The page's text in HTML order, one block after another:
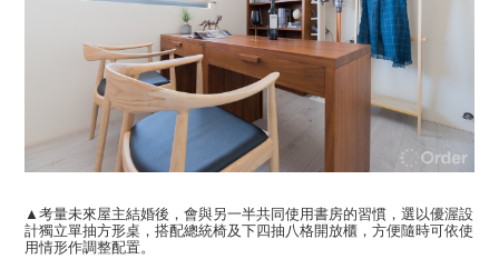
▲考量未來屋主結婚後，會與另一半共同使用書房的習慣，選以優渥設
計獨立單抽方形桌，搭配總統椅及下四抽八格開放櫃，方便隨時可依使
用情形作調整配置。